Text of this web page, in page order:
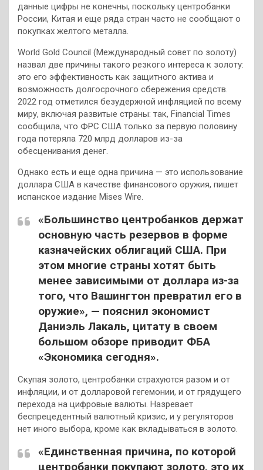
данные цифры не конечны, поскольку центробанки
России, Китая и еще ряда стран часто не сообщают о
покупках желтого металла.
World Gold Council (Международный совет по золоту)
назвал две причины такого резкого интереса к золоту:
это его эффективность как защитного актива и
возможность долгосрочного сбережения средств.
2022 год отметился безудержной инфляцией по всему
миру, включая развитые страны: так, Financial Times
сообщила, что ФРС США только за первую половину
года потеряла 720 млрд долларов из-за
обесценивания денег.
Однако есть и еще одна причина — это использование
доллара США в качестве финансового оружия, пишет
испанское издание Mises Wire.
«Большинство центробанков держат
основную часть резервов в форме
казначейских облигаций США. При
этом многие страны хотят быть
менее зависимыми от доллара из-за
того, что Вашингтон превратил его в
оружие», — пояснил экономист
Даниэль Лакаль, цитату в своем
большом обзоре приводит ФБА
«Экономика сегодня».
Скупая золото, центробанки страхуются разом и от
инфляции, и от долларовой гегемонии, и от грядущего
перехода на цифровые валюты. Назревает
беспрецедентный валютный кризис, и у регуляторов
нет иного выбора, кроме как вкладываться в золото.
«Единственная причина, по которой
центробанки покупают золото, это их